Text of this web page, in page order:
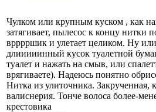
Чулком или крупным куском , как
затягивает, пылесос к концу нитки
врррршик и улетает целиком. Ну
длииииинный кусок туалетной
туалет и нажать на смыв, или
врягиваете). Надеюсь понятно
Нитка из улиточника. Закрученная,
валиснерия. Тонче волоса более-
крестовика